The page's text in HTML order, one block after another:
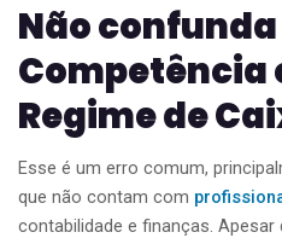
Não confunda
Competência
Regime de
Esse é um erro comum,
que não contam com
contabilidade e finanças. Apesar